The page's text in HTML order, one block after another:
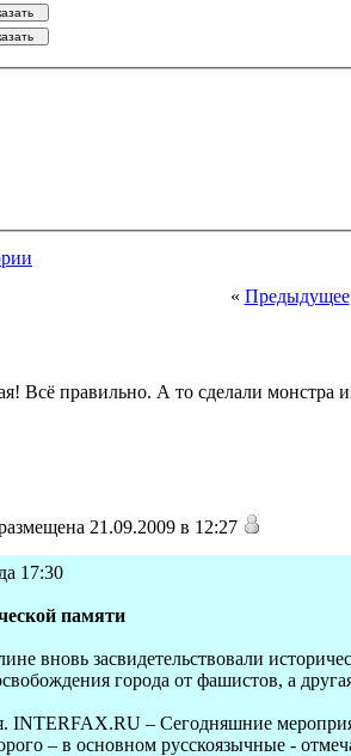
« Предыдущее
Всё правильно. А то сделали монстра
21.09.2009 в 12:27
17:30
памяти
вновь засвидетельствовали
города от фашистов, а
INTERFAX.RU – Сегодняшние
– в основном русскоязычные -